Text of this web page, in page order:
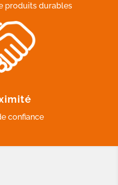
produits durables
confiance